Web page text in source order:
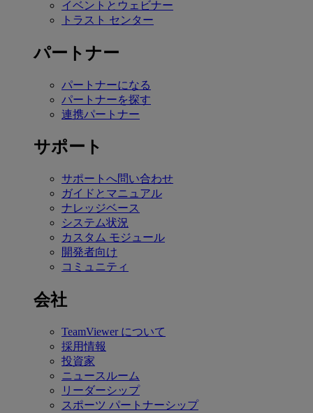
イベントとウェビナー
トラスト センター
パートナー
パートナーになる
パートナーを探す
連携パートナー
サポート
サポートへ問い合わせ
ガイドとマニュアル
ナレッジベース
システム状況
カスタム モジュール
開発者向け
コミュニティ
会社
TeamViewer について
採用情報
投資家
ニュースルーム
リーダーシップ
スポーツ パートナーシップ